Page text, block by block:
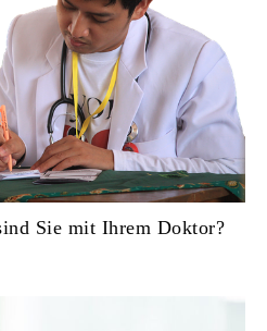
Sie mit Ihrem Doktor?